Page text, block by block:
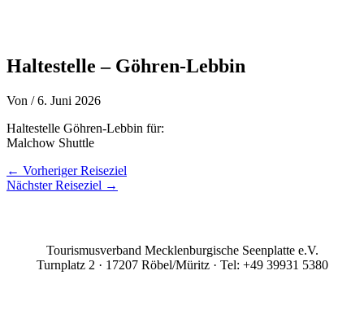
Haltestelle – Göhren-Lebbin
Von /6. Juni 2026
Haltestelle Göhren-Lebbin für:
Malchow Shuttle
← Vorheriger Reiseziel
Nächster Reiseziel →
Tourismusverband Mecklenburgische Seenplatte e.V.
Turnplatz 2 · 17207 Röbel/Müritz · Tel: +49 39931 5380